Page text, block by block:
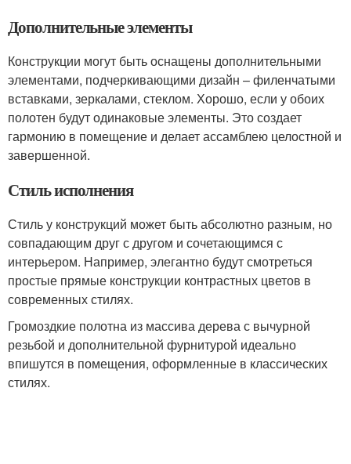
Дополнительные элементы
Конструкции могут быть оснащены дополнительными
элементами, подчеркивающими дизайн – филенчатыми
вставками, зеркалами, стеклом. Хорошо, если у обоих
полотен будут одинаковые элементы. Это создает
гармонию в помещение и делает ассамблею целостной и
завершенной.
Стиль исполнения
Стиль у конструкций может быть абсолютно разным, но
совпадающим друг с другом и сочетающимся с
интерьером. Например, элегантно будут смотреться
простые прямые конструкции контрастных цветов в
современных стилях.
Громоздкие полотна из массива дерева с вычурной
резьбой и дополнительной фурнитурой идеально
впишутся в помещения, оформленные в классических
стилях.